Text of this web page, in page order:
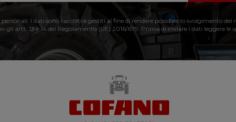
I dati sono raccolti e gestiti al fine di rendere possibile lo svolgimento
gli artt. 13 e 14 del Regolamento (UE) 2016/679. Prima di inviare i dati leggere le